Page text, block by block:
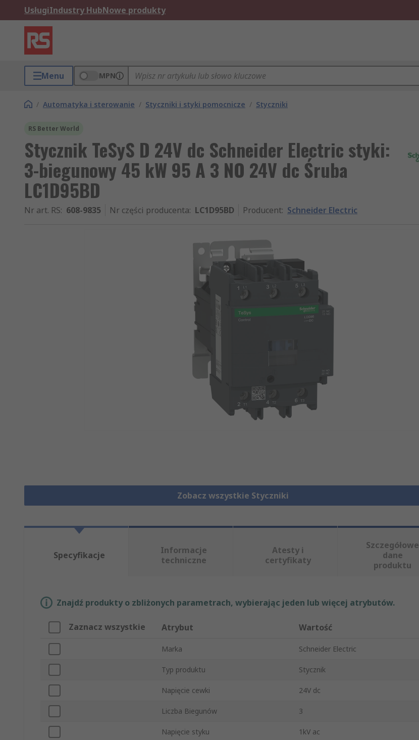
UsługiIndustry HubNowe produkty
Menu MPN
/ Automatyka i sterowanie / Styczniki i styki pomocnicze / Styczniki
RS Better World
Stycznik TeSyS D 24V dc Schneider Electric styki:
3-biegunowy 45 kW 95 A 3 NO 24V dc Śruba
LC1D95BD
Nr art. RS: 608-9835 Nr części producenta: LC1D95BD Producent: Schneider Electric
Zobacz wszystkie Styczniki
Specyfikacje
Informacje
techniczne
Atesty i
certyfikaty
Szczegółowe
dane
produktu
Znajdź produkty o zbliżonych parametrach, wybierając jeden lub więcej atrybutów.
Zaznacz wszystkie Atrybut Wartość
Marka Schneider Electric
Typ produktu Stycznik
Napięcie cewki 24V dc
Liczba Biegunów 3
Napięcie styku 1kV ac